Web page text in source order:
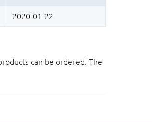
can be ordered. The